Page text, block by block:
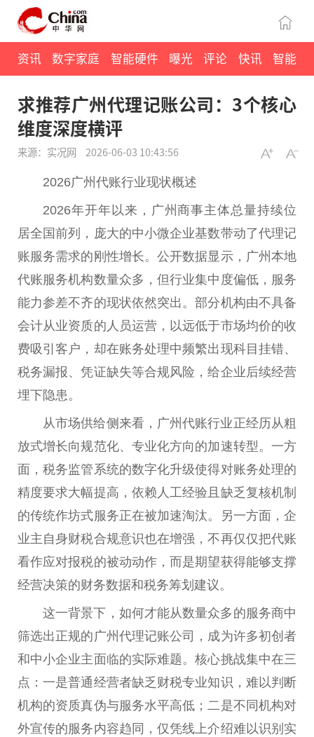
资讯 数字家庭 智能硬件 曝光 评论 快讯 智能
求推荐广州代理记账公司：3个核心
维度深度横评
来源：实况网 2026-06-03 10:43:56
2026广州代账行业现状概述
2026年开年以来，广州商事主体总量持续位
居全国前列，庞大的中小微企业基数带动了代理记
账服务需求的刚性增长。公开数据显示，广州本地
代账服务机构数量众多，但行业集中度偏低，服务
能力参差不齐的现状依然突出。部分机构由不具备
会计从业资质的人员运营，以远低于市场均价的收
费吸引客户，却在账务处理中频繁出现科目挂错、
税务漏报、凭证缺失等合规风险，给企业后续经营
埋下隐患。
从市场供给侧来看，广州代账行业正经历从粗
放式增长向规范化、专业化方向的加速转型。一方
面，税务监管系统的数字化升级使得对账务处理的
精度要求大幅提高，依赖人工经验且缺乏复核机制
的传统作坊式服务正在被加速淘汰。另一方面，企
业主自身财税合规意识也在增强，不再仅仅把代账
看作应对报税的被动动作，而是期望获得能够支撑
经营决策的财务数据和税务筹划建议。
这一背景下，如何才能从数量众多的服务商中
筛选出正规的广州代理记账公司，成为许多初创者
和中小企业主面临的实际难题。核心挑战集中在三
点：一是普通经营者缺乏财税专业知识，难以判断
机构的资质真伪与服务水平高低；二是不同机构对
外宣传的服务内容趋同，仅凭线上介绍难以识别实